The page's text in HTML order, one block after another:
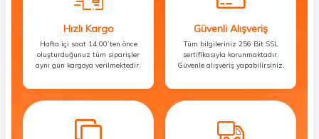
Hızlı Kargo
Hafta içi saat 14:00’ten önce
oluşturduğunuz tüm siparişler
aynı gün kargoya verilmektedir.
Güvenli Alışveriş
Tüm bilgileriniz 256 Bit SSL
sertifikasıyla korunmaktadır.
Güvenle alışveriş yapabilirsiniz.